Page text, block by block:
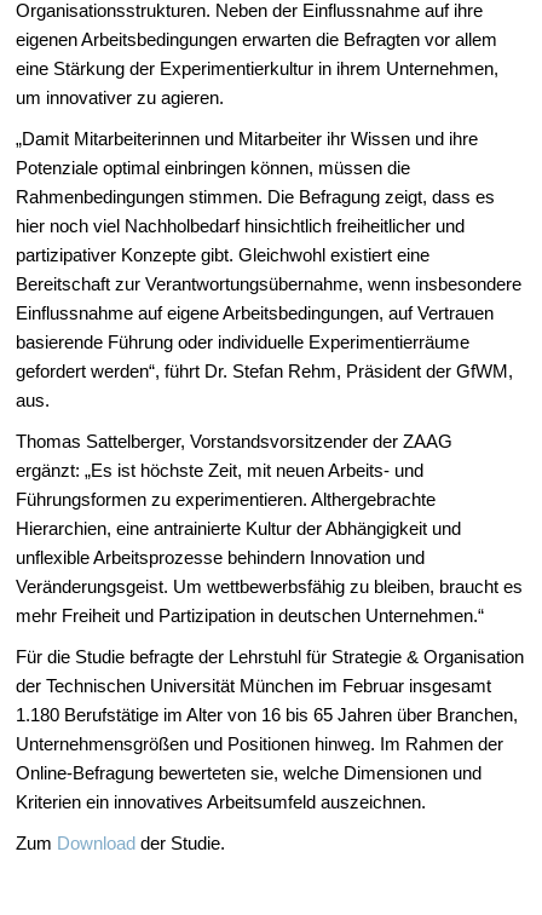
Organisationsstrukturen. Neben der Einflussnahme auf ihre
eigenen Arbeitsbedingungen erwarten die Befragten vor allem
eine Stärkung der Experimentierkultur in ihrem Unternehmen,
um innovativer zu agieren.
„Damit Mitarbeiterinnen und Mitarbeiter ihr Wissen und ihre
Potenziale optimal einbringen können, müssen die
Rahmenbedingungen stimmen. Die Befragung zeigt, dass es
hier noch viel Nachholbedarf hinsichtlich freiheitlicher und
partizipativer Konzepte gibt. Gleichwohl existiert eine
Bereitschaft zur Verantwortungsübernahme, wenn insbesondere
Einflussnahme auf eigene Arbeitsbedingungen, auf Vertrauen
basierende Führung oder individuelle Experimentierräume
gefordert werden“, führt Dr. Stefan Rehm, Präsident der GfWM,
aus.
Thomas Sattelberger, Vorstandsvorsitzender der ZAAG
ergänzt: „Es ist höchste Zeit, mit neuen Arbeits- und
Führungsformen zu experimentieren. Althergebrachte
Hierarchien, eine antrainierte Kultur der Abhängigkeit und
unflexible Arbeitsprozesse behindern Innovation und
Veränderungsgeist. Um wettbewerbsfähig zu bleiben, braucht es
mehr Freiheit und Partizipation in deutschen Unternehmen.“
Für die Studie befragte der Lehrstuhl für Strategie & Organisation
der Technischen Universität München im Februar insgesamt
1.180 Berufstätige im Alter von 16 bis 65 Jahren über Branchen,
Unternehmensgrößen und Positionen hinweg. Im Rahmen der
Online-Befragung bewerteten sie, welche Dimensionen und
Kriterien ein innovatives Arbeitsumfeld auszeichnen.
Zum Download der Studie.